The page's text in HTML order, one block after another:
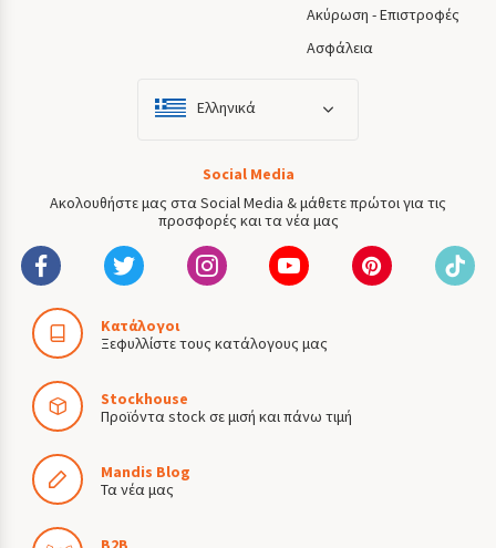
Ακύρωση - Επιστροφές
Ασφάλεια
Ελληνικά
Social Media
Ακολουθήστε μας στα Social Media & μάθετε πρώτοι για τις
προσφορές και τα νέα μας
Κατάλογοι
Ξεφυλλίστε τους κατάλογους μας
Stockhouse
Προϊόντα stock σε μισή και πάνω τιμή
Mandis Blog
Τα νέα μας